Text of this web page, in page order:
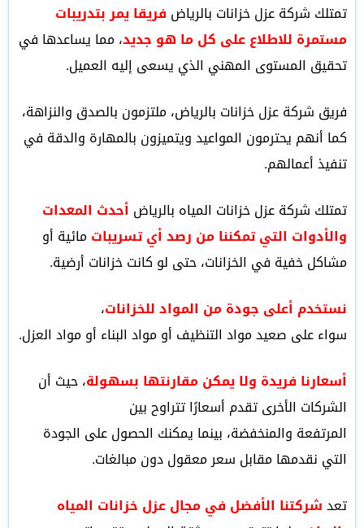
تمتلك شركة عزل خزانات بالرياض فريقا يمر بتدريبات
مستمرة للاطلاع على كل ما هو جديد، مما يساعدها في
تحقيق المستوى المهني الذي يسعى إليه العميل.
فريق شركة عزل خزانات بالرياض، ملتزمون بالصدق والنزاهة،
كما أنهم يحترمون المواعيد ويتميزون بالمهارة والدقة في
تنفيذ أعمالهم.
تمتلك شركة عزل خزانات المياه بالرياض أحدث المعدات
والأدوات التي تمكننا من رصد أي تسريباتمائية أو
مشاكل خفية في الخزانات، حتى لو كانت خزانات أرضية.
نستخدم أعلى جودة من المواد للخزانات،
سواء على صعيد مواد التنظيف أو مواد البناء أو مواد العزل.
أسعارنا فريدة ولا يمكن مقارنتها بسهولة، حيث أن
الشركات الأخرى تقدم أسعارًا تتراوح بين
المرتفعة والمنخفضة، بينما يمكنك الحصول على الجودة
التي نقدمها مقابل سعر معقول دون مبالغات.
تعدشركتنا الأفضل في مجال عزل خزانات المياه